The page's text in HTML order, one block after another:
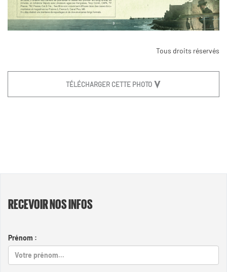
Tous droits réservés
TÉLÉCHARGER CETTE PHOTO
RECEVOIR NOS INFOS
Prénom :